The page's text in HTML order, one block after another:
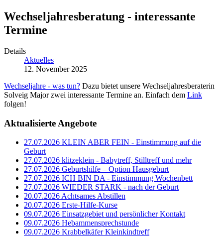
Wechseljahresberatung - interessante
Termine
Details
Aktuelles
12. November 2025
Wechseljahre - was tun? Dazu bietet unsere Wechseljahresberaterin
Solveig Major zwei interessante Termine an. Einfach dem Link
folgen!
Aktualisierte Angebote
27.07.2026 KLEIN ABER FEIN - Einstimmung auf die
Geburt
27.07.2026 klitzeklein - Babytreff, Stilltreff und mehr
27.07.2026 Geburtshilfe – Option Hausgeburt
27.07.2026 ICH BIN DA - Einstimmung Wochenbett
27.07.2026 WIEDER STARK - nach der Geburt
20.07.2026 Achtsames Abstillen
20.07.2026 Erste-Hilfe-Kurse
09.07.2026 Einsatzgebiet und persönlicher Kontakt
09.07.2026 Hebammensprechstunde
09.07.2026 Krabbelkäfer Kleinkindtreff